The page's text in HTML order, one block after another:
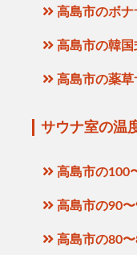
高島市のボ
高島市の韓
高島市の薬
サウナ室の温
高島市の100
高島市の90
高島市の80